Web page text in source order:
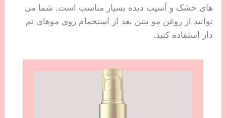
های خشک و آسیب دیده بسیار مناسب است. شما می
توانید از روغن مو پنتن بعد از استحمام روی موهای نم
دار استفاده کنید.